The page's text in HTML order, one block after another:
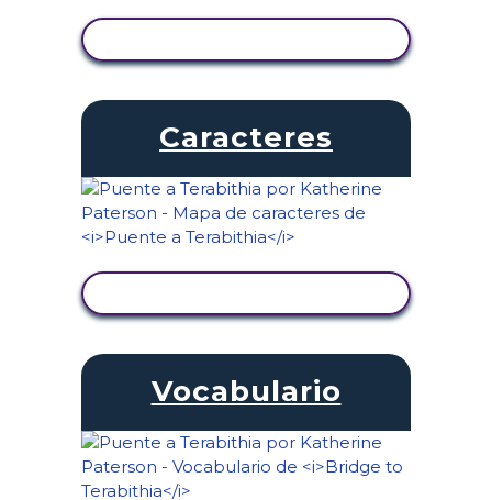
Caracteres
Vocabulario